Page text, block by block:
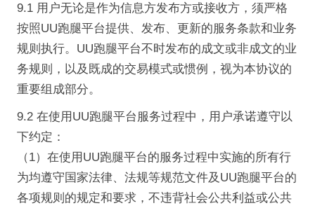
9.1 用户无论是作为信息方发布方或接收方，须严格
按照UU跑腿平台提供、发布、更新的服务条款和业务
规则执行。UU跑腿平台不时发布的成文或非成文的业
务规则，以及既成的交易模式或惯例，视为本协议的
重要组成部分。
9.2 在使用UU跑腿平台服务过程中，用户承诺遵守以
下约定：
（1）在使用UU跑腿平台的服务过程中实施的所有行
为均遵守国家法律、法规等规范文件及UU跑腿平台的
各项规则的规定和要求，不违背社会公共利益或公共